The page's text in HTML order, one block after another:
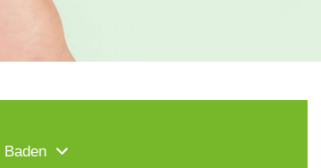
Baden